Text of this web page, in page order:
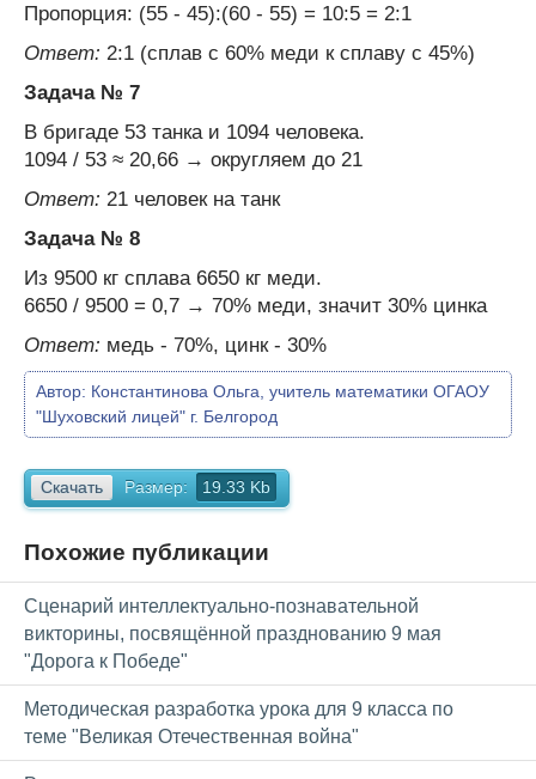
Пропорция: (55 - 45):(60 - 55) = 10:5 = 2:1
Ответ: 2:1 (сплав с 60% меди к сплаву с 45%)
Задача № 7
В бригаде 53 танка и 1094 человека.
1094 / 53 ≈ 20,66 → округляем до 21
Ответ: 21 человек на танк
Задача № 8
Из 9500 кг сплава 6650 кг меди.
6650 / 9500 = 0,7 → 70% меди, значит 30% цинка
Ответ: медь - 70%, цинк - 30%
Автор: Константинова Ольга, учитель математики ОГАОУ
"Шуховский лицей" г. Белгород
Скачать Размер: 19.33 Kb
Похожие публикации
Сценарий интеллектуально-познавательной
викторины, посвящённой празднованию 9 мая
"Дорога к Победе"
Методическая разработка урока для 9 класса по
теме "Великая Отечественная война"